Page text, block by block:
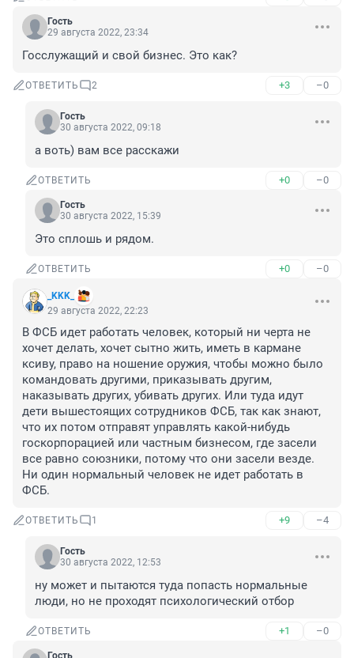
Гость
29 августа 2022, 23:34
Госслужащий и свой бизнес. Это как?
ОТВЕТИТЬ 2 +3 –0
Гость
30 августа 2022, 09:18
а воть) вам все расскажи
ОТВЕТИТЬ +0 –0
Гость
30 августа 2022, 15:39
Это сплошь и рядом.
ОТВЕТИТЬ +0 –0
_KKK_
29 августа 2022, 22:23
В ФСБ идет работать человек, который ни черта не
хочет делать, хочет сытно жить, иметь в кармане
ксиву, право на ношение оружия, чтобы можно было
командовать другими, приказывать другим,
наказывать других, убивать других. Или туда идут
дети вышестоящих сотрудников ФСБ, так как знают,
что их потом отправят управлять какой-нибудь
госкорпорацией или частным бизнесом, где засели
все равно союзники, потому что они засели везде.
Ни один нормальный человек не идет работать в
ФСБ.
ОТВЕТИТЬ 1 +9 –4
Гость
30 августа 2022, 12:53
ну может и пытаются туда попасть нормальные
люди, но не проходят психологический отбор
ОТВЕТИТЬ +1 –0
Гость